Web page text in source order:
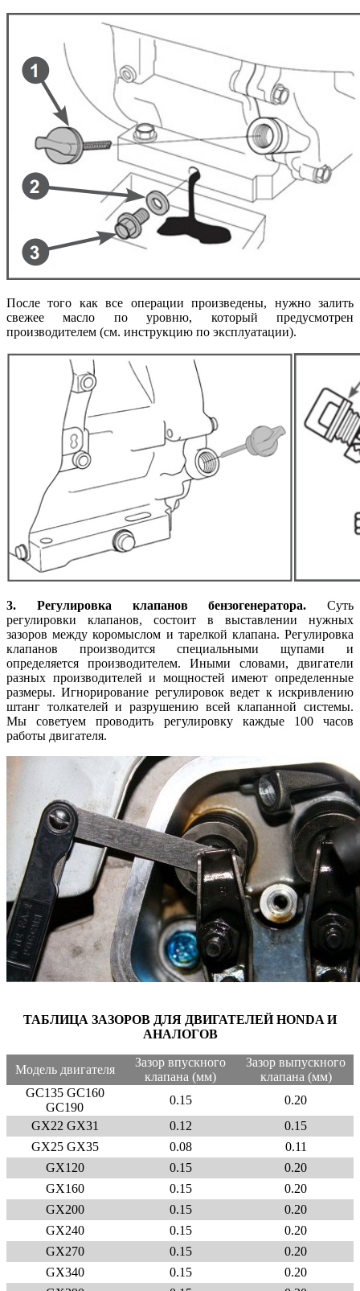
После того как все операции произведены, нужно залить
свежее масло по уровню, который предусмотрен
производителем (см. инструкцию по эксплуатации).
3. Регулировка клапанов бензогенератора. Суть
регулировки клапанов, состоит в выставлении нужных
зазоров между коромыслом и тарелкой клапана. Регулировка
клапанов производится специальными щупами и
определяется производителем. Иными словами, двигатели
разных производителей и мощностей имеют определенные
размеры. Игнорирование регулировок ведет к искривлению
штанг толкателей и разрушению всей клапанной системы.
Мы советуем проводить регулировку каждые 100 часов
работы двигателя.
ТАБЛИЦА ЗАЗОРОВ ДЛЯ ДВИГАТЕЛЕЙ HONDA И
АНАЛОГОВ
Модель двигателя
Зазор впускного
клапана (мм)
Зазор выпускного
клапана (мм)
GC135 GC160
GC190
0.15
0.20
GX22 GX31
0.12
0.15
GX25 GX35
0.08
0.11
GX120
0.15
0.20
GX160
0.15
0.20
GX200
0.15
0.20
GX240
0.15
0.20
GX270
0.15
0.20
GX340
0.15
0.20